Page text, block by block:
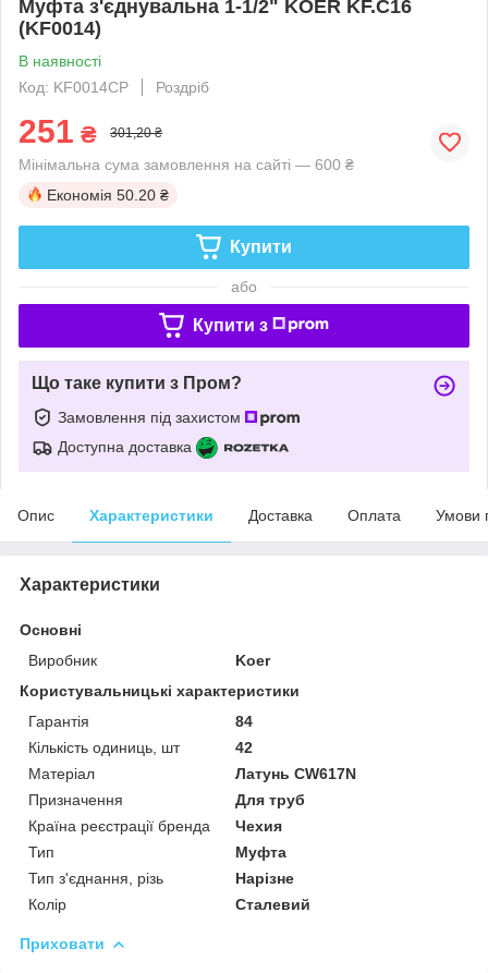
Муфта з'єднувальна 1-1/2" KOER KF.C16
(KF0014)
В наявності
Код: KF0014CP
Роздріб
251 ₴ 301,20 ₴
Мінімальна сума замовлення на сайті — 600 ₴
Економія 50.20 ₴
Купити
або
Купити з
Що таке купити з Пром?
Замовлення під захистом
Доступна доставка
Опис Характеристики Доставка Оплата Умови
Характеристики
Основні
Виробник
Koer
Користувальницькі характеристики
Гарантія
84
Кількість одиниць, шт
42
Матеріал
Латунь CW617N
Призначення
Для труб
Країна реєстрації бренда
Чехия
Тип
Муфта
Тип з'єднання, різь
Нарізне
Колір
Сталевий
Приховати